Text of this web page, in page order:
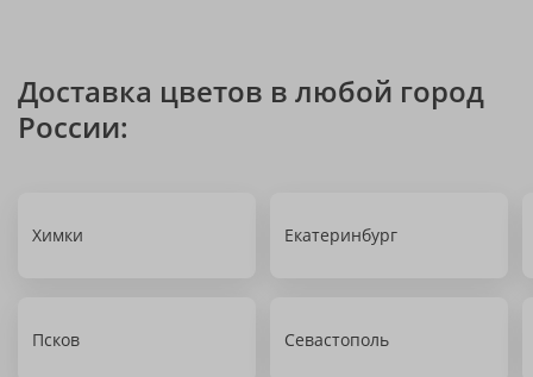
Доставка цветов в любой город
России:
Химки Екатеринбург
Псков Севастополь